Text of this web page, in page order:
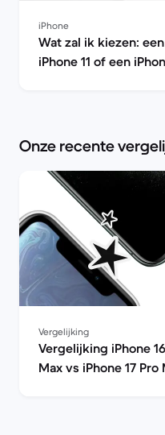
iPhone
Wat zal ik kiezen: een
iPhone 11 of een
Onze recente
Vergelijking
Vergelijking iPhone
Max vs iPhone 17 Pro